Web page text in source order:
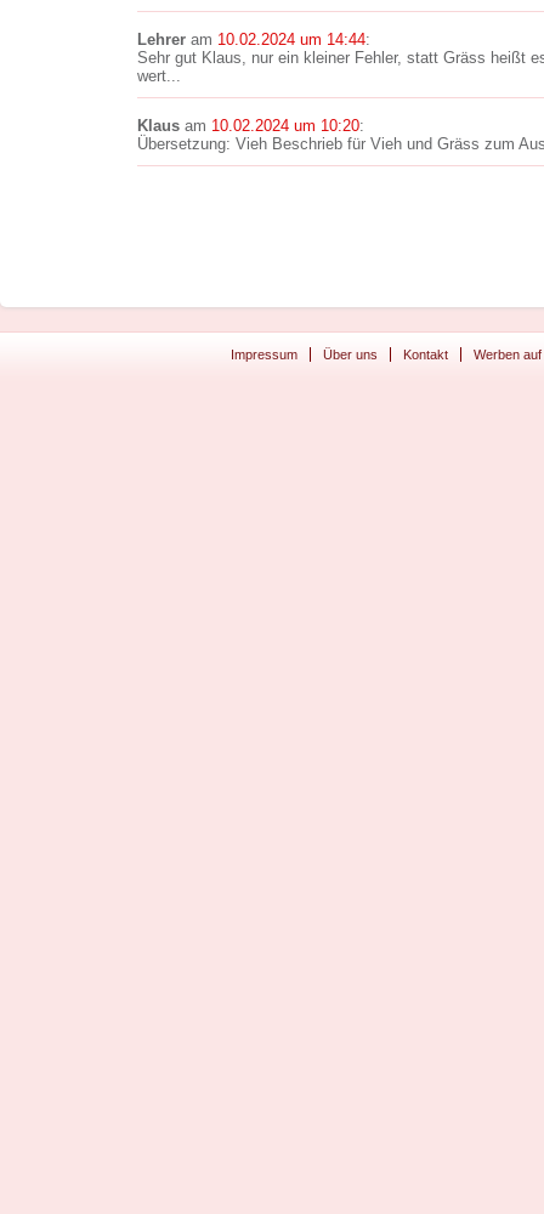
Lehrer am 10.02.2024 um 14:44:
Sehr gut Klaus, nur ein kleiner Fehler, statt Gräss heißt
wert...
Klaus am 10.02.2024 um 10:20:
Übersetzung: Vieh Beschrieb für Vieh und Gräss zum
Impressum Über uns Kontakt Werben